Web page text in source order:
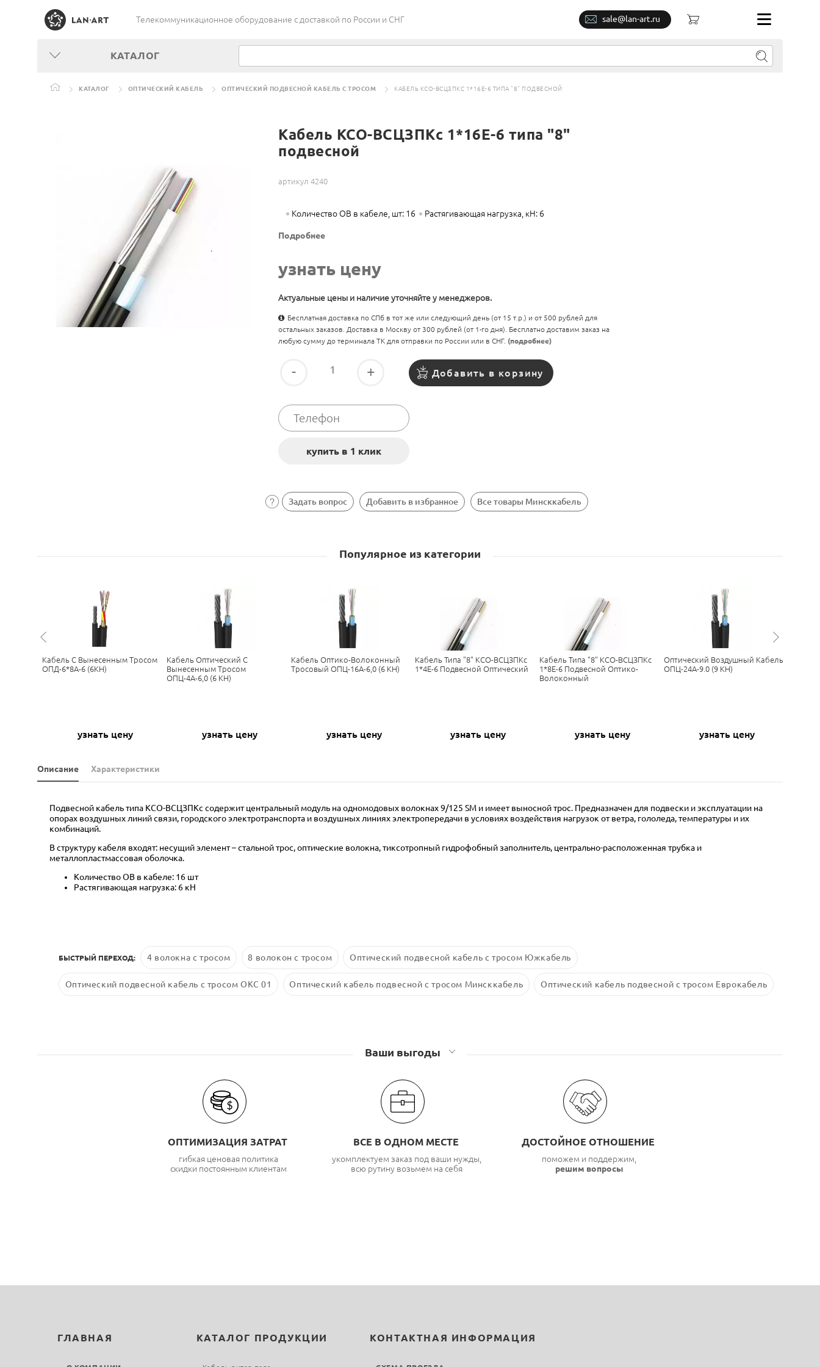
Телекоммуникационное оборудование c доставкой по России и СНГ sale@lan-art.ru
КАТАЛОГ
КАТАЛОГ ОПТИЧЕСКИЙ КАБЕЛЬ ОПТИЧЕСКИЙ ПОДВЕСНОЙ КАБЕЛЬ С ТРОСОМ КАБЕЛЬ КСО-ВСЦЗПКС 1*16Е-6 ТИПА "8" ПОДВЕСНОЙ
Кабель КСО-ВСЦЗПКс 1*16Е-6 типа "8"
подвесной
артикул 4240
Количество ОВ в кабеле, шт: 16 Растягивающая нагрузка, кН: 6
Подробнее
узнать цену
Актуальные цены и наличие уточняйте у менеджеров.
Бесплатная доставка по СПб в тот же или следующий день (от 15 т.р.) и от 500 рублей для
остальных заказов. Доставка в Москву от 300 рублей (от 1-го дня). Бесплатно доставим заказ на
любую сумму до терминала ТК для отправки по России или в СНГ. (подробнее)
- + Добавить в корзину
Задать вопрос Добавить в избранное Все товары Минсккабель
Популярное из категории
Кабель С Вынесенным Тросом
ОПД-6*8А-6 (6КН)
узнать цену
Кабель Оптический С
Вынесенным Тросом
ОПЦ-4А-6,0 (6 КН)
узнать цену
Кабель Оптико-Волоконный
Тросовый ОПЦ-16А-6,0 (6 КН)
узнать цену
Кабель Типа "8" КСО-ВСЦЗПКс
1*4Е-6 Подвесной Оптический
узнать цену
Кабель Типа "8" КСО-ВСЦЗПКс
1*8Е-6 Подвесной Оптико-
Волоконный
узнать цену
Оптический Воздушный Кабель
ОПЦ-24А-9.0 (9 КН)
узнать цену
Описание Характеристики
Подвесной кабель типа КСО-ВСЦЗПКс содержит центральный модуль на одномодовых волокнах 9/125 SM и имеет выносной трос. Предназначен для подвески и эксплуатации на
опорах воздушных линий связи, городского электротранспорта и воздушных линиях электропередачи в условиях воздействия нагрузок от ветра, гололеда, температуры и их
комбинаций.
В структуру кабеля входят: несущий элемент – стальной трос, оптические волокна, тиксотропный гидрофобный заполнитель, центрально-расположенная трубка и
металлопластмассовая оболочка.
Количество ОВ в кабеле: 16 шт
Растягивающая нагрузка: 6 кН
БЫСТРЫЙ ПЕРЕХОД: 4 волокна с тросом 8 волокон с тросом Оптический подвесной кабель с тросом Южкабель
Оптический подвесной кабель с тросом ОКС 01 Оптический кабель подвесной с тросом Минсккабель Оптический кабель подвесной с тросом Еврокабель
Ваши выгоды
ОПТИМИЗАЦИЯ ЗАТРАТ
гибкая ценовая политика
скидки постоянным клиентам
ВСЕ В ОДНОМ МЕСТЕ
укомплектуем заказ под ваши нужды,
всю рутину возьмем на себя
ДОСТОЙНОЕ ОТНОШЕНИЕ
поможем и поддержим,
решим вопросы
ГЛАВНАЯ КАТАЛОГ ПРОДУКЦИИ КОНТАКТНАЯ ИНФОРМАЦИЯ